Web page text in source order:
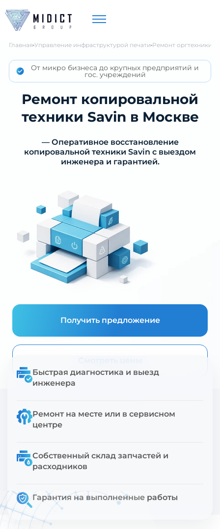
Главная Управление инфраструктурой печати Ремонт оргтехники
От микро бизнеса до крупных предприятий и
гос. учреждений
Ремонт копировальной
техники Savin в Москве
— Оперативное восстановление
копировальной техники Savin с выездом
инженера и гарантией.
Получить предложение
Быстрая диагностика и выезд
инженера
Ремонт на месте или в сервисном
центре
Собственный склад запчастей и
расходников
Гарантия на выполненные работы